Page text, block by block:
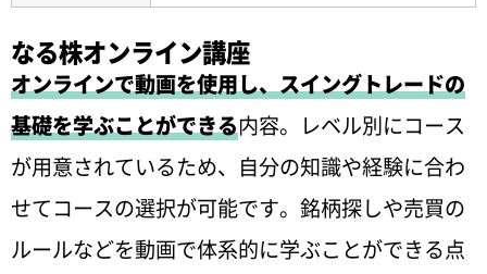
なる株オンライン講座
オンラインで動画を使用し、スイングトレードの
基礎を学ぶことができる内容。レベル別にコース
が用意されているため、自分の知識や経験に合わ
せてコースの選択が可能です。銘柄探しや売買の
ルールなどを動画で体系的に学ぶことができる点